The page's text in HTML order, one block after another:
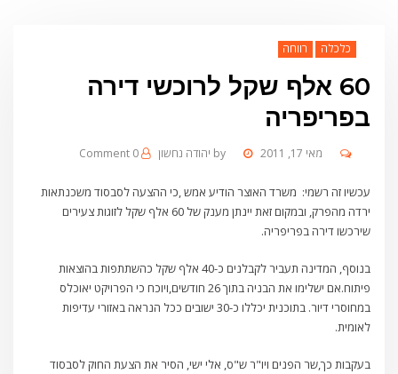
כלכלה רווחה
60 אלף שקל לרוכשי דירה
בפריפריה
by יהודה נחשון מאי 17, 2011 0 Comment
עכשיו זה רשמי: משרד האוצר הודיע אמש ,כי ההצעה לסבסוד משכנתאות
ירדה מהפרק, ובמקום זאת יינתן מענק של 60 אלף שקל לזוגות צעירים
שירכשו דירה בפריפריה.
בנוסף, המדינה תעביר לקבלנים כ-40 אלף שקל כהשתתפות בהוצאות
פיתוח.אם ישלימו את הבניה בתוך 26 חודשים,ויוכח כי הפרויקט יאוכלס
במחוסרי דיור. בתוכנית יכללו כ-30 ישובים ככל הנראה באזורי עדיפות
לאומית.
בעקבות כך,שר הפנים ויו"ר ש"ס, אלי ישי, הסיר את הצעת החוק לסבסוד